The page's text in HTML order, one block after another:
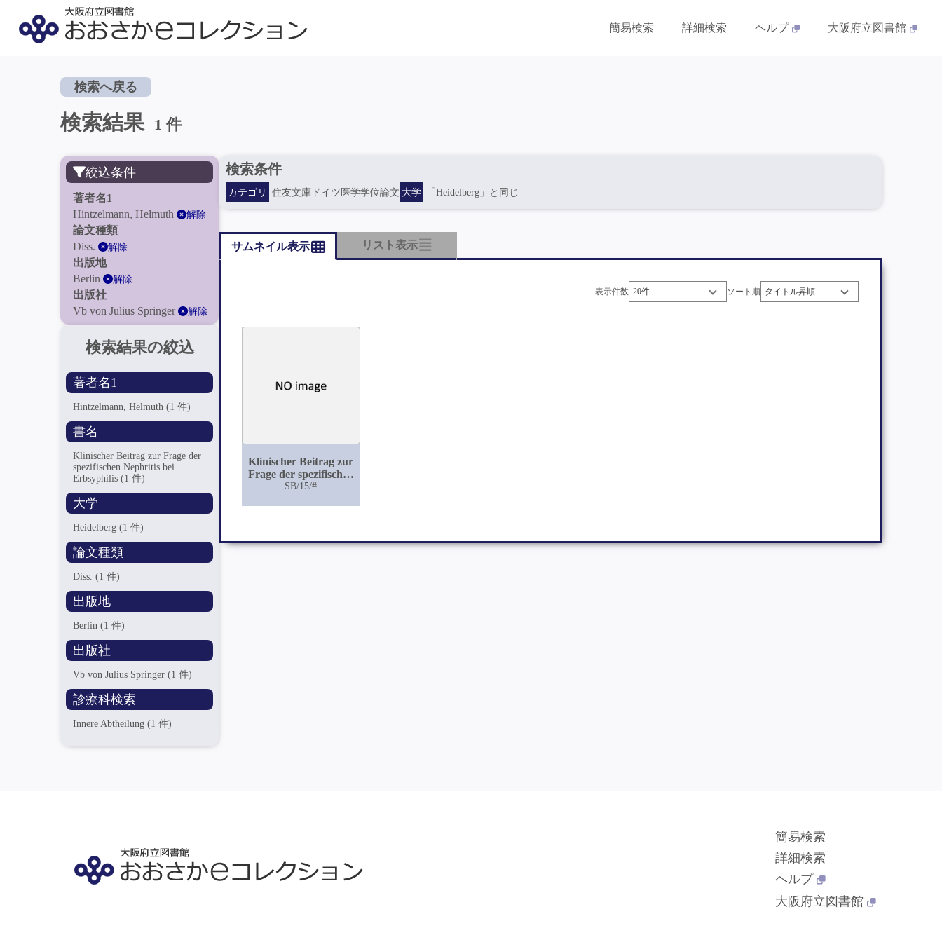
簡易検索 詳細検索 ヘルプ 大阪府立図書館
検索へ戻る
検索結果 1 件
絞込条件
著者名1
Hintzelmann, Helmuth
解除
論文種類
Diss.
解除
出版地
Berlin
解除
出版社
Vb von Julius Springer
解除
検索結果の絞込
著者名1
Hintzelmann, Helmuth(1 件)
書名
Klinischer Beitrag zur Frage der
spezifischen Nephritis bei
Erbsyphilis(1 件)
大学
Heidelberg(1 件)
論文種類
Diss.(1 件)
出版地
Berlin(1 件)
出版社
Vb von Julius Springer(1 件)
診療科検索
Innere Abtheilung(1 件)
検索条件
カテゴリ 住友文庫ドイツ医学学位論文 大学 「Heidelberg」と同じ
サムネイル表示 リスト表示
表示件数 ソート順
Klinischer Beitrag zur
Frage der spezifischen
Nephritis bei
SB/15/#
簡易検索
詳細検索
ヘルプ
大阪府立図書館